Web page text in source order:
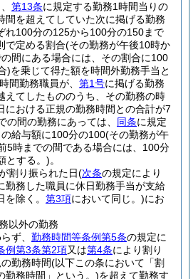
第13条に規定する勤務1時間当りの
間を超えてしていた次に掲げる勤務
れ100分の125から100分の150まで
で定める割合(その勤務が午後10時か
間にある場合には、その割合に100
)を乗じて得た額を時間外勤務手当と
間勤務職員が、 第1号に掲げる勤務
えてしたもののうち、その勤務の時
における正規の勤務時間との合計が7
の間の勤務にあっては、 同条に規定
給与額に100分の100(その勤務が午
5時までの間である場合には、100分
とする。)。
割り振られた日(次条の規定により
勤務した職員に休日勤務手当が支給
除く。 第3項において同じ。)にお
以外の勤務
ず、 勤務時間等条例第5条の規定に
例第3条第2項又は第4条により割り
勤務時間(以下この条において「割
勤務時間」という。)を超えて勤務す